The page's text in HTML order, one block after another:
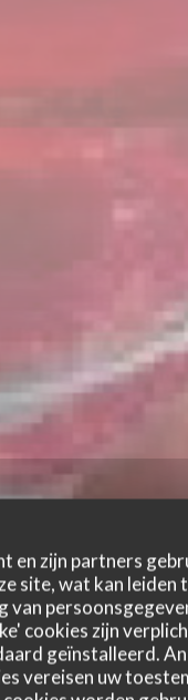
en zijn partners
site, wat kan leiden
van
cookies zijn
geïnstalleerd.
vereisen uw